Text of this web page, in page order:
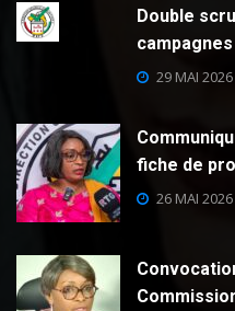
Double
29 MAI 2026
fiche de
26 MAI 2026